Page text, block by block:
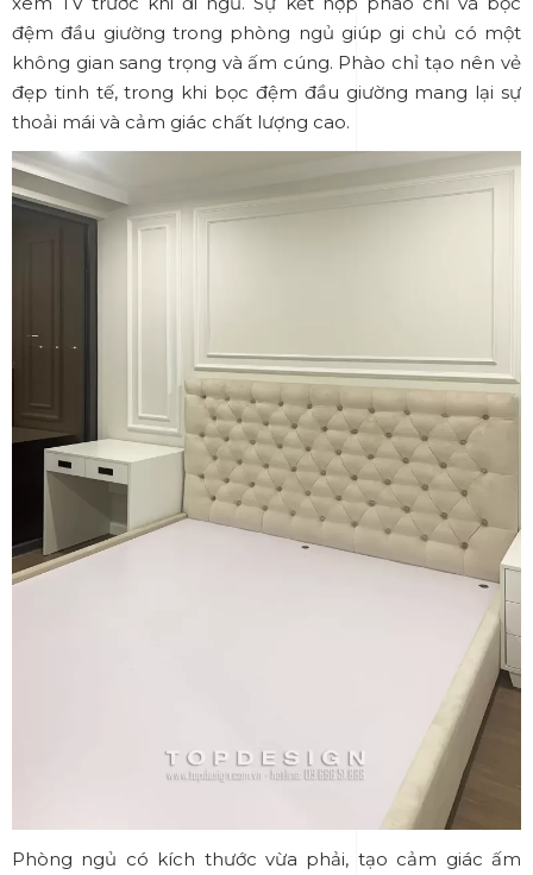
đệm đầu giường trong phòng ngủ giúp gi chủ có một
không gian sang trọng và ấm cúng. Phào chỉ tạo nên vẻ
đẹp tinh tế, trong khi bọc đệm đầu giường mang lại sự
thoải mái và cảm giác chất lượng cao.
Phòng ngủ có kích thước vừa phải, tạo cảm giác ấm